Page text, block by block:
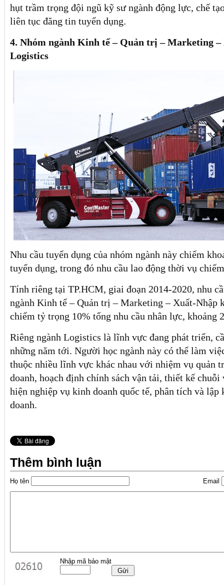
hụt trầm trọng đội ngũ kỹ sư ngành động lực, chế
liên tục đăng tin tuyển dụng.
4. Nhóm ngành Kinh tế – Quản trị – Marketing –
Logistics
Nhu cầu tuyển dụng của nhóm ngành này chiếm
tuyển dụng, trong đó nhu cầu lao động thời vụ
Tính riêng tại TP.HCM, giai đoạn 2014-2020, nhu
ngành Kinh tế – Quản trị – Marketing – Xuất-Nhập
chiếm tỷ trọng 10% tổng nhu cầu nhân lực, khoảng
Riêng ngành Logistics là lĩnh vực đang phát triển,
những năm tới. Người học ngành này có thể làm
thuộc nhiều lĩnh vực khác nhau với nhiệm vụ quản
doanh, hoạch định chính sách vận tải, thiết kế
hiện nghiệp vụ kinh doanh quốc tế, phân tích và lập
doanh.
Thêm bình luận
Họ tên Email
Nhập mã bảo mật